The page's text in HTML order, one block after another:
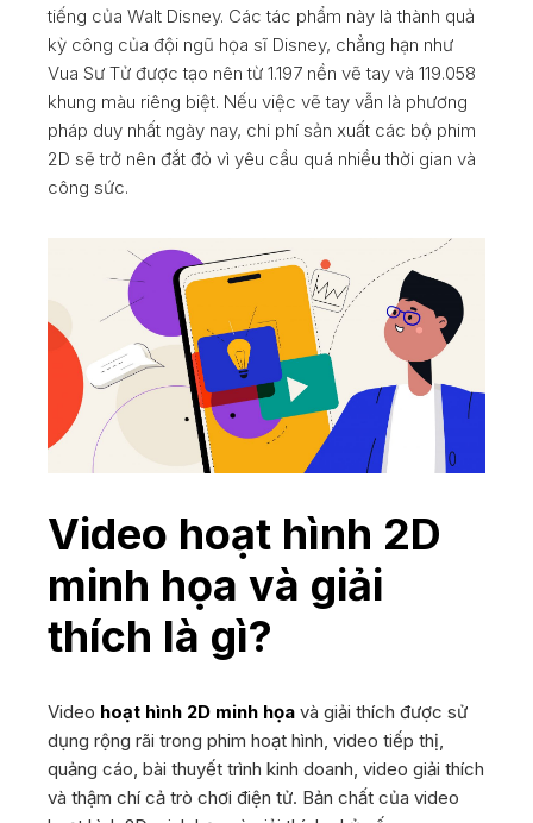
tiếng của Walt Disney. Các tác phẩm này là thành quả
kỳ công của đội ngũ họa sĩ Disney, chẳng hạn như
Vua Sư Tử được tạo nên từ 1.197 nền vẽ tay và 119.058
khung màu riêng biệt. Nếu việc vẽ tay vẫn là phương
pháp duy nhất ngày nay, chi phí sản xuất các bộ phim
2D sẽ trở nên đắt đỏ vì yêu cầu quá nhiều thời gian và
công sức.
Video hoạt hình 2D
minh họa và giải
thích là gì?
Video hoạt hình 2D minh họa và giải thích được sử
dụng rộng rãi trong phim hoạt hình, video tiếp thị,
quảng cáo, bài thuyết trình kinh doanh, video giải thích
và thậm chí cả trò chơi điện tử. Bản chất của video